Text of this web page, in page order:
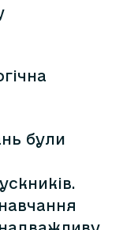
були